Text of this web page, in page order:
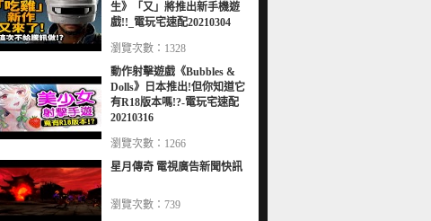
生》「又」將推出新手機遊
戲!!_電玩宅速配20210304
瀏覽次數：1328
動作射擊遊戲《Bubbles &
Dolls》日本推出!但你知道它
有R18版本嗎!?-電玩宅速配
20210316
瀏覽次數：1266
星月傳奇 電視廣告新聞快訊
瀏覽次數：739